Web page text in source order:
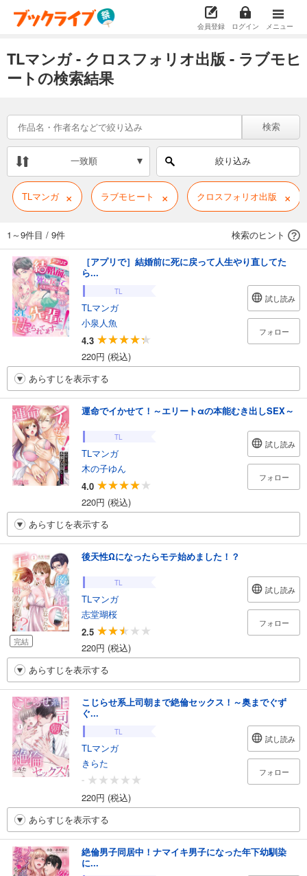
会員登録 ログイン メニュー
TLマンガ - クロスフォリオ出版 - ラブモヒ
ートの検索結果
検索
一致順 絞り込み
TLマンガ × ラブモヒート × クロスフォリオ出版 ×
1～9件目 / 9件 検索のヒント
［アプリで］結婚前に死に戻って人生やり直してた
ら...
TL
TLマンガ
小泉人魚
4.3
220円 (税込)
試し読み
フォロー
あらすじを表示する
運命でイかせて！～エリートαの本能むき出しSEX～
TL
TLマンガ
木の子ゆん
4.0
220円 (税込)
試し読み
フォロー
あらすじを表示する
完結
後天性Ωになったらモテ始めました！？
TL
TLマンガ
志堂瑚桜
2.5
220円 (税込)
試し読み
フォロー
あらすじを表示する
こじらせ系上司朝まで絶倫セックス！～奥までぐず
ぐ...
TL
TLマンガ
きらた
-
220円 (税込)
試し読み
フォロー
あらすじを表示する
絶倫男子同居中！ナマイキ男子になった年下幼馴染
に...